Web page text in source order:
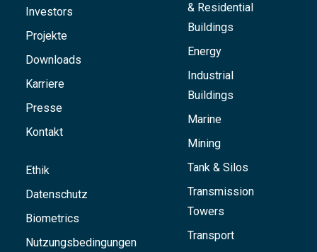
Investors
Projekte
Downloads
Karriere
Presse
Kontakt
Ethik
Datenschutz
Biometrics
Nutzungsbedingungen
& Residential
Buildings
Energy
Industrial
Buildings
Marine
Mining
Tank & Silos
Transmission
Towers
Transport